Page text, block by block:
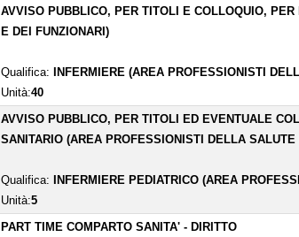
AVVISO PUBBLICO, PER TITOLI E COLLOQUIO,
E DEI FUNZIONARI)
Qualifica:
INFERMIERE (AREA PROFESSIONISTI
Unità:40
AVVISO PUBBLICO, PER TITOLI ED EVENTUALE
SANITARIO (AREA PROFESSIONISTI DELLA SALUTE
Qualifica:
INFERMIERE PEDIATRICO (AREA
Unità:5
PART TIME COMPARTO SANITA' - DIRITTO